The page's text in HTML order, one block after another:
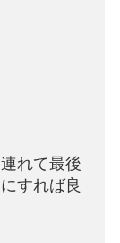
れて最後
すれば良